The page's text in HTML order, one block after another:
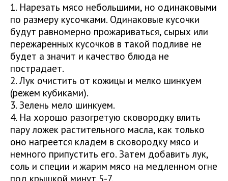
1. Нарезать мясо небольшими, но одинаковыми
по размеру кусочками. Одинаковые кусочки
будут равномерно прожариваться, сырых или
пережаренных кусочков в такой подливе не
будет а значит и качество блюда не
пострадает.
2. Лук очистить от кожицы и мелко шинкуем
(режем кубиками).
3. Зелень мело шинкуем.
4. На хорошо разогретую сковородку влить
пару ложек растительного масла, как только
оно нагреется кладем в сковородку мясо и
немного припустить его. Затем добавить лук,
соль и специи и жарим мясо на медленном огне
под крышкой минут 5-7.